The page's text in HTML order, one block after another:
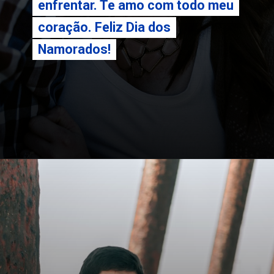
enfrentar. Te amo com todo meu
coração. Feliz Dia dos
Namorados!
enfrentar. Te amo com todo meu
coração. Feliz Dia dos
Namorados!